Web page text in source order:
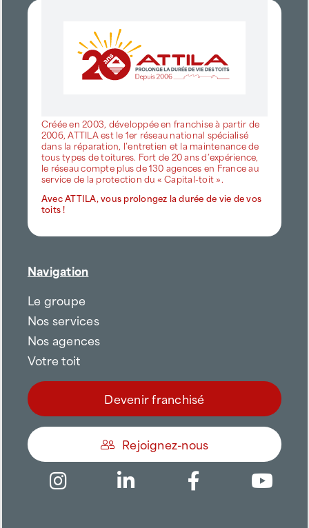
Créée en 2003, développée en franchise à partir de
2006, ATTILA est le 1er réseau national spécialisé
dans la réparation, l’entretien et la maintenance de
tous types de toitures. Fort de 20 ans d’expérience,
le réseau compte plus de 130 agences en France au
service de la protection du « Capital-toit ».
Avec ATTILA, vous prolongez la durée de vie de vos
toits !
Navigation
Le groupe
Nos services
Nos agences
Votre toit
Devenir franchisé
Rejoignez-nous